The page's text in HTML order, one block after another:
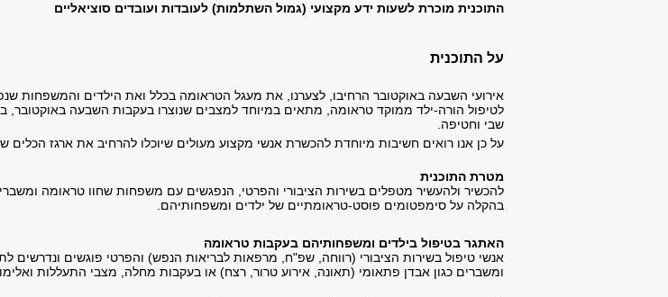
התוכנית מוכרת לשעות ידע מקצועי (גמול השתלמות) לעובדות ועובדים סוציאליים
על התוכנית
אירועי השבעה באוקטובר הרחיבו, לצערנו, את מעגל הטראומה בכלל ואת הילדים והמשפחות
לטיפול הורה-ילד ממוקד טראומה, מתאים במיוחד למצבים שנוצרו בעקבות השבעה
שבי וחטיפה.
על כן אנו רואים חשיבות מיוחדת להכשרת אנשי מקצוע מעולים שיוכלו להרחיב את ארגז הכלים
מטרת התוכנית
להכשיר ולהעשיר מטפלים בשירות הציבורי והפרטי, הנפגשים עם משפחות שחוו טראומה
בהקלה על סימפטומים פוסט-טראומתיים של ילדים ומשפחותיהם.
האתגר בטיפול בילדים ומשפחותיהם בעקבות טראומה
אנשי טיפול בשירות הציבורי (רווחה, שפ"ח, מרפאות לבריאות הנפש) והפרטי פוגשים
ומשברים כגון אבדן פתאומי (תאונה, אירוע טרור, רצח) או בעקבות מחלה, מצבי התעללות ואלימות